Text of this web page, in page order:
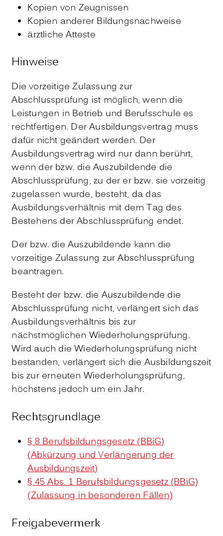
Kopien von Zeugnissen
Kopien anderer Bildungsnachweise
ärztliche Atteste
Hinweise
Die vorzeitige Zulassung zur
Abschlussprüfung ist möglich, wenn die
Leistungen in Betrieb und Berufsschule es
rechtfertigen. Der Ausbildungsvertrag muss
dafür nicht geändert werden. Der
Ausbildungsvertrag wird nur dann berührt,
wenn der bzw. die Auszubildende die
Abschlussprüfung, zu der er bzw. sie vorzeitig
zugelassen wurde, besteht, da das
Ausbildungsverhältnis mit dem Tag des
Bestehens der Abschlussprüfung endet.
Der bzw. die Auszubildende kann die
vorzeitige Zulassung zur Abschlussprüfung
beantragen.
Besteht der bzw. die Auszubildende die
Abschlussprüfung nicht, verlängert sich das
Ausbildungsverhältnis bis zur
nächstmöglichen Wiederholungsprüfung.
Wird auch die Wiederholungsprüfung nicht
bestanden, verlängert sich die Ausbildungszeit
bis zur erneuten Wiederholungsprüfung,
höchstens jedoch um ein Jahr.
Rechtsgrundlage
§ 8 Berufsbildungsgesetz (BBiG)
(Abkürzung und Verlängerung der
Ausbildungszeit)
§ 45 Abs. 1 Berufsbildungsgesetz (BBiG)
(Zulassung in besonderen Fällen)
Freigabevermerk